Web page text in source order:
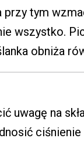
tym
wszystko.
obniża
uwagę na
ciśnienie